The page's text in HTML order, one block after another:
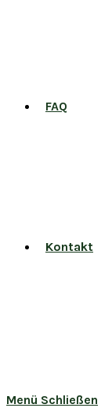
FAQ
Kontakt
Menü Schließen